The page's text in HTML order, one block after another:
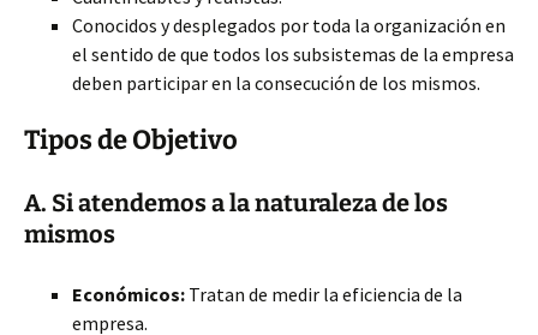
Conocidos y desplegados por toda la organización en
el sentido de que todos los subsistemas de la empresa
deben participar en la consecución de los mismos.
Tipos de Objetivo
A. Si atendemos a la naturaleza de los
mismos
Económicos: Tratan de medir la eficiencia de la
empresa.